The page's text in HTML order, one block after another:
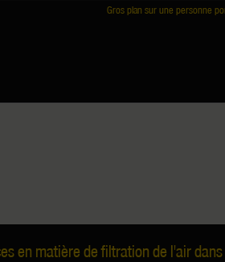
en matière de filtration de l'air